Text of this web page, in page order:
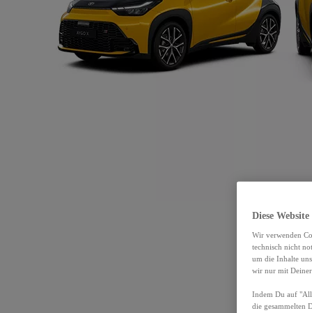
Diese
Wir verwenden
technisch nicht
um die Inhalte
wir nur mit
Indem Du auf
die gesammelten